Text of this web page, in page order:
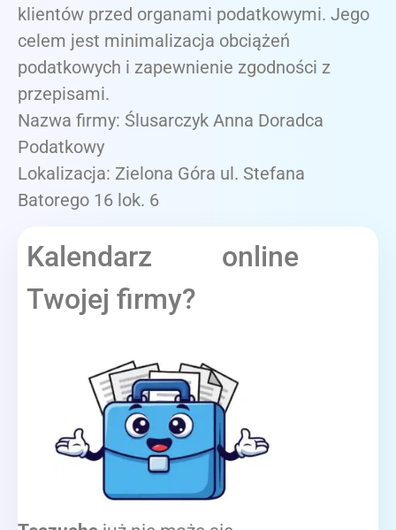
klientów przed organami podatkowymi. Jego
celem jest minimalizacja obciążeń
podatkowych i zapewnienie zgodności z
przepisami.
Nazwa firmy: Ślusarczyk Anna Doradca
Podatkowy
Lokalizacja: Zielona Góra ul. Stefana
Batorego 16 lok. 6
Kalendarz online
Twojej firmy?